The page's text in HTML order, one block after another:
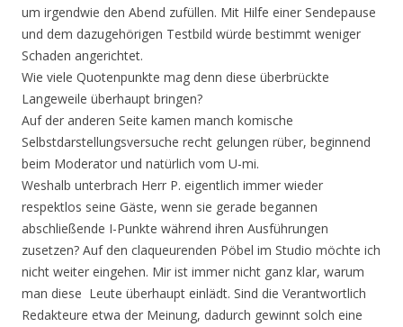
um irgendwie den Abend zufüllen. Mit Hilfe einer Sendepause
und dem dazugehörigen Testbild würde bestimmt weniger
Schaden angerichtet.
Wie viele Quotenpunkte mag denn diese überbrückte
Langeweile überhaupt bringen?
Auf der anderen Seite kamen manch komische
Selbstdarstellungsversuche recht gelungen rüber, beginnend
beim Moderator und natürlich vom U-mi.
Weshalb unterbrach Herr P. eigentlich immer wieder
respektlos seine Gäste, wenn sie gerade begannen
abschließende I-Punkte während ihren Ausführungen
zusetzen? Auf den claqueurenden Pöbel im Studio möchte ich
nicht weiter eingehen. Mir ist immer nicht ganz klar, warum
man diese Leute überhaupt einlädt. Sind die Verantwortlich
Redakteure etwa der Meinung, dadurch gewinnt solch eine